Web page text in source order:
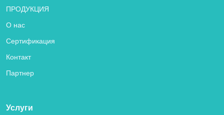
ПРОДУКЦИЯ
О нас
Сертификация
Контакт
Партнер
Услуги